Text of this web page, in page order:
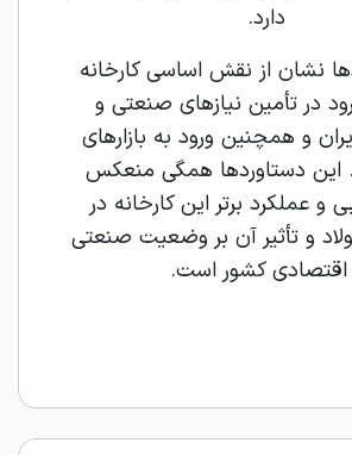
دارد.
نشان از نقش اساسی کارخانه
در تأمین نیازهای صنعتی و
و همچنین ورود به بازارهای
این دستاوردها همگی منعکس
و عملکرد برتر این کارخانه در
و تأثیر آن بر وضعیت صنعتی
اقتصادی کشور است.